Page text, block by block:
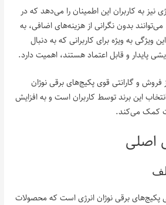
نیز به کاربران این اطمینان را می‌دهد که در
بدون نگرانی از هزینه‌های اضافی، به
به ویژه برای کاربرانی که به دنبال
پایدار و قابل اعتماد هستند، اهمیت دارد.
و گارانتی قوی پکیج‌های برقی نوژان
این برند توسط کاربران است و به افزایش
کمک می‌کند.
اصلی
پکیج‌های برقی نوژان انرژی است که محصولات